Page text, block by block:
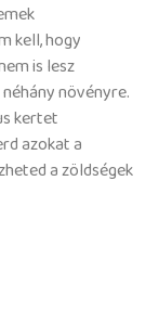
kell, hogy
is lesz
növényre.
kertet
azokat a
a zöldségek